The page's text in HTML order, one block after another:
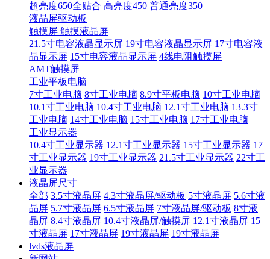
超亮度650全贴合 高亮度450 普通亮度350
液晶屏驱动板
触摸屏 触摸液晶屏
21.5寸电容液晶显示屏 19寸电容液晶显示屏 17寸电容液
晶显示屏 15寸电容液晶显示屏 4线电阻触摸屏
AMT触摸屏
工业平板电脑
7寸工业电脑 8寸工业电脑 8.9寸平板电脑 10寸工业电脑
10.1寸工业电脑 10.4寸工业电脑 12.1寸工业电脑 13.3寸
工业电脑 14寸工业电脑 15寸工业电脑 17寸工业电脑
工业显示器
10.4寸工业显示器 12.1寸工业显示器 15寸工业显示器 17
寸工业显示器 19寸工业显示器 21.5寸工业显示器 22寸工
业显示器
液晶屏尺寸
全部 3.5寸液晶屏 4.3寸液晶屏/驱动板 5寸液晶屏 5.6寸液
晶屏 5.7寸液晶屏 6.5寸液晶屏 7寸液晶屏/驱动板 8寸液
晶屏 8.4寸液晶屏 10.4寸液晶屏/触摸屏 12.1寸液晶屏 15
寸液晶屏 17寸液晶屏 19寸液晶屏 19寸液晶屏
lvds液晶屏